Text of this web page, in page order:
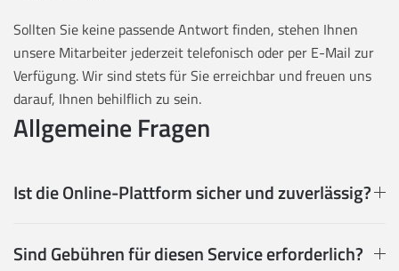
Sollten Sie keine passende Antwort finden, stehen Ihnen
unsere Mitarbeiter jederzeit telefonisch oder per E-Mail zur
Verfügung. Wir sind stets für Sie erreichbar und freuen uns
darauf, Ihnen behilflich zu sein.
Allgemeine Fragen
Ist die Online-Plattform sicher und zuverlässig?
Sind Gebühren für diesen Service erforderlich?